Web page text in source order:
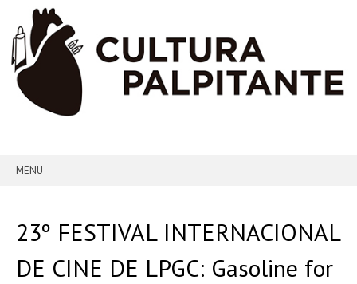
MENU
23º FESTIVAL INTERNACIONAL
DE CINE DE LPGC: Gasoline for